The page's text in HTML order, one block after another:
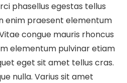
phasellus egestas tellus
enim praesent elementum
congue mauris rhoncus
elementum pulvinar etiam
eget sit amet tellus cras.
nulla. Varius sit amet